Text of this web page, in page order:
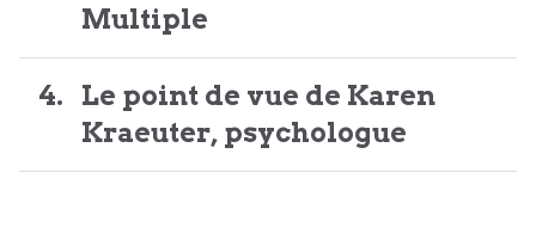
Multiple
Le point de vue de Karen
Kraeuter, psychologue